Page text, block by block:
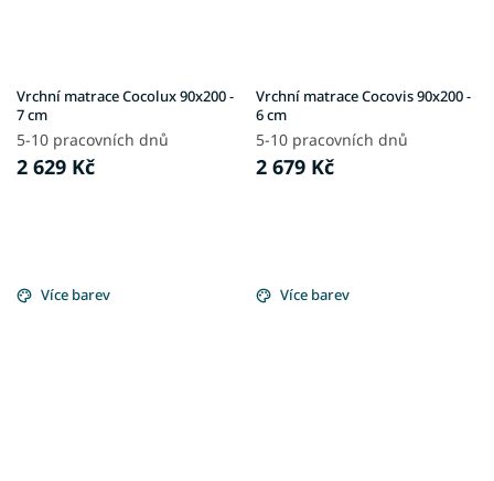
Vrchní matrace Cocolux 90x200 -
7 cm
5-10 pracovních dnů
2 629 Kč
Vrchní matrace Cocovis 90x200 -
6 cm
5-10 pracovních dnů
2 679 Kč
Více barev Více barev